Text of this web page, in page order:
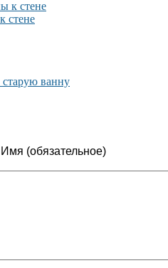
стене
ванну
Имя (обязательное)